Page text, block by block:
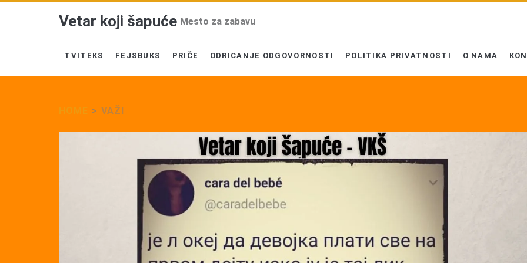
Vetar koji šapuće Mesto za zabavu
TVITEKS FEJSBUKS PRIČE ODRICANJE ODGOVORNOSTI POLITIKA PRIVATNOSTI O NAMA
> VAŽI
<span>Važi</span>